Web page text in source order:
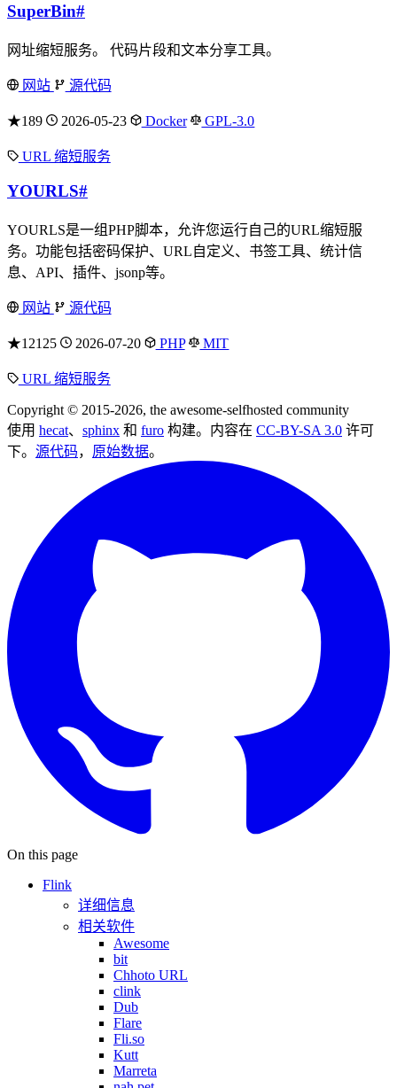
SuperBin#
网址缩短服务。 代码片段和文本分享工具。
网站 源代码
★189 2026-05-23 Docker GPL-3.0
URL 缩短服务
YOURLS#
YOURLS是一组PHP脚本，允许您运行自己的URL缩短服
务。功能包括密码保护、URL自定义、书签工具、统计信
息、API、插件、jsonp等。
网站 源代码
★12125 2026-07-20 PHP MIT
URL 缩短服务
Copyright © 2015-2026, the awesome-selfhosted community
使用 hecat、 sphinx 和 furo 构建。内容在 CC-BY-SA 3.0 许可
下。 源代码， 原始数据。
On this page
Flink
详细信息
相关软件
Awesome
bit
Chhoto URL
clink
Dub
Flare
Fli.so
Kutt
Marreta